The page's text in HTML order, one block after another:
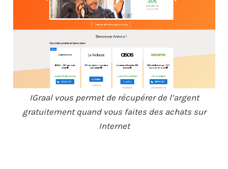
IGraal vous permet de récupérer de l’argent
gratuitement quand vous faites des achats sur
Internet